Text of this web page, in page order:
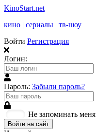
KinoStart.net
кино | сериалы | тв-шоу
Войти Регистрация
Логин:
Пароль: Забыли пароль?
Не запоминать меня
Войти на сайт